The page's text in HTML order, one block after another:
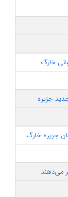
خارگ
جزیره خارگ
می‌دهند